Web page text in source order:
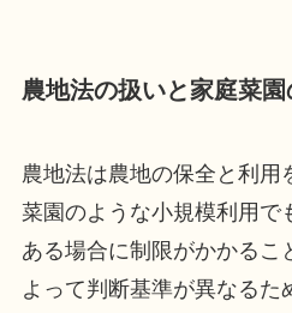
農地法の扱いと家庭菜
農地法は農地の保全と利用
菜園のような小規模利用で
ある場合に制限がかかるこ
よって判断基準が異なるた